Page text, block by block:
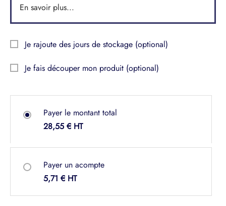
En savoir plus...
Je rajoute des jours de stockage (optional)
Je fais découper mon produit (optional)
Payer le montant total
28,55 €
Payer un acompte
5,71 €